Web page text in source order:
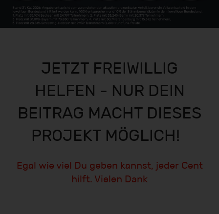
JETZT FREIWILLIG
HELFEN - NUR DEIN
BEITRAG MACHT DIESES
PROJEKT MÖGLICH!
Egal wie viel Du geben kannst, jeder Cent
hilft. Vielen Dank